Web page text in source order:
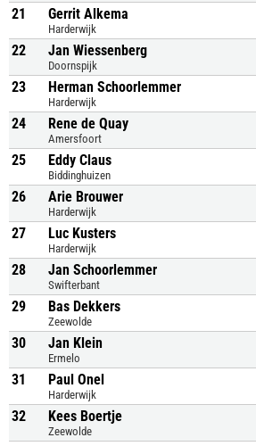
21 Gerrit Alkema
Harderwijk
22 Jan Wiessenberg
Doornspijk
23 Herman Schoorlemmer
Harderwijk
24 Rene de Quay
Amersfoort
25 Eddy Claus
Biddinghuizen
26 Arie Brouwer
Harderwijk
27 Luc Kusters
Harderwijk
28 Jan Schoorlemmer
Swifterbant
29 Bas Dekkers
Zeewolde
30 Jan Klein
Ermelo
31 Paul Onel
Harderwijk
32 Kees Boertje
Zeewolde